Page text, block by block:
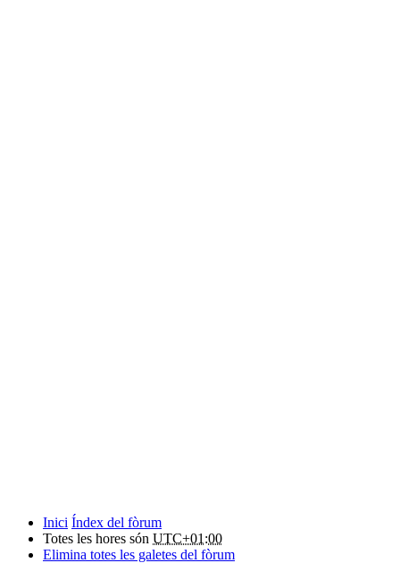
Inici Índex del fòrum
Totes les hores són UTC+01:00
Elimina totes les galetes del fòrum